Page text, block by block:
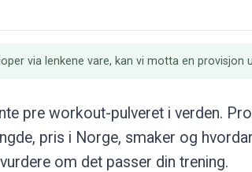
via lenkene vare, kan vi motta en
pre workout-pulveret i verden.
pris i Norge, smaker og
om det passer din trening.